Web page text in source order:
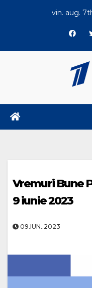
vin. aug.
Vremuri Bune
9 iunie 2023
09.IUN..2023